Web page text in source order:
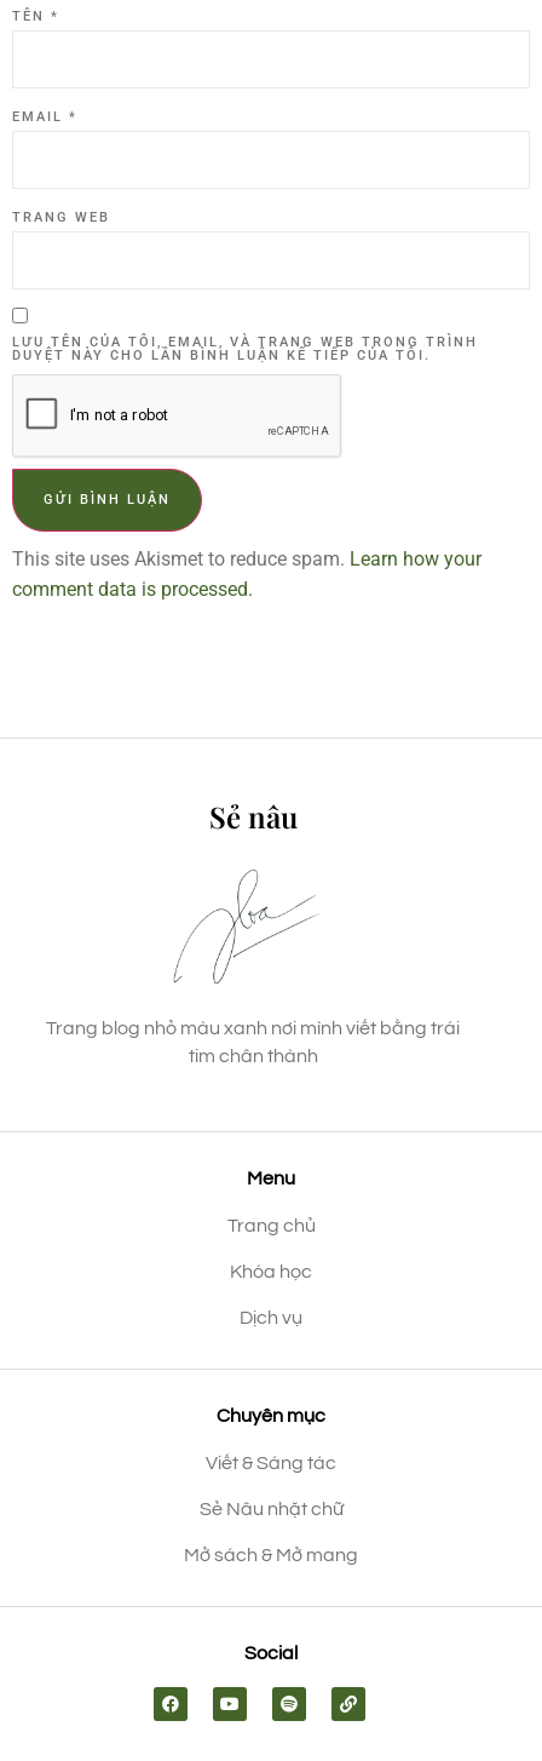
TÊN *
EMAIL *
TRANG WEB
LƯU TÊN CỦA TÔI, EMAIL, VÀ TRANG WEB TRONG TRÌNH
DUYỆT NÀY CHO LẦN BÌNH LUẬN KẾ TIẾP CỦA TÔI.
This site uses Akismet to reduce spam. Learn how your
comment data is processed.
Sẻ nâu
Trang blog nhỏ màu xanh nơi mình viết bằng trái
tim chân thành
Menu
Trang chủ
Khóa học
Dịch vụ
Chuyên mục
Viết & Sáng tác
Sẻ Nâu nhặt chữ
Mở sách & Mở mang
Social